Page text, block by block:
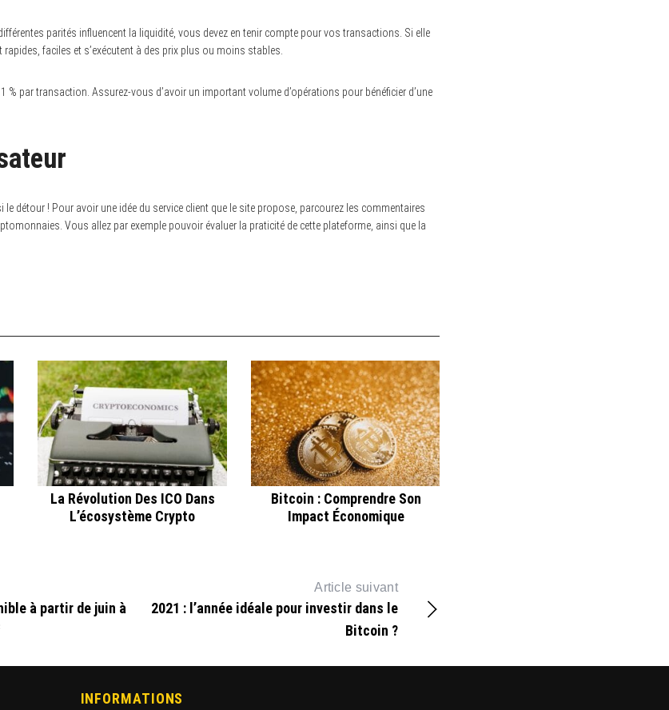
parités influencent la liquidité, vous devez en tenir compte pour vos transactions. Si elle
faciles et s’exécutent à des prix plus ou moins stables.
% par transaction. Assurez-vous d’avoir un important volume d’opérations pour bénéficier d’une
le détour ! Pour avoir une idée du service client que le site propose, parcourez les commentaires
Vous allez par exemple pouvoir évaluer la praticité de cette plateforme, ainsi que la
La Révolution Des ICO Dans
L’écosystème Crypto
Bitcoin : Comprendre Son
Impact Économique
à partir de juin à
Article suivant
2021 : l’année idéale pour investir dans le
Bitcoin ?
INFORMATIONS